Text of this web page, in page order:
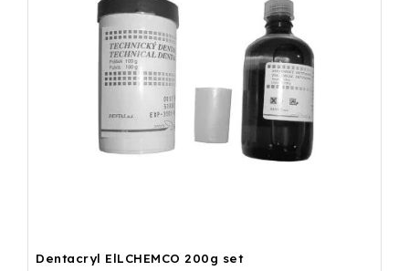
Abecedně
Dentacryl ElLCHEMCO 200g set